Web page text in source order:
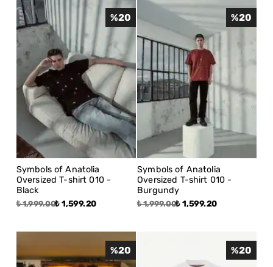
Symbols of Anatolia
Oversized T-shirt 010 -
Black
₺ 1,999.00₺ 1,599.20
%20
Symbols of Anatolia
Oversized T-shirt 010 -
Burgundy
₺ 1,999.00₺ 1,599.20
%20
%20 %20